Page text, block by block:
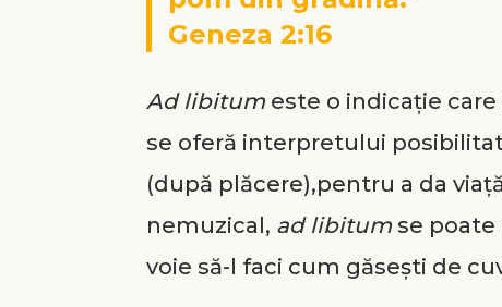
Geneza 2:16
Ad libitumeste o indicație care
se oferă interpretului
(după plăcere),pentru a da
nemuzical, ad libitumse poate
voie să-l faci cum găsești de